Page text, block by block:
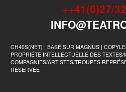
++41(0)27/
CH40S(NET) | BASÉ SUR MAGNUS |
PROPRIÉTÉ INTELLECTUELLE DES
COMPAGNIES/ARTISTES/TROUPES
RÉSERVÉE